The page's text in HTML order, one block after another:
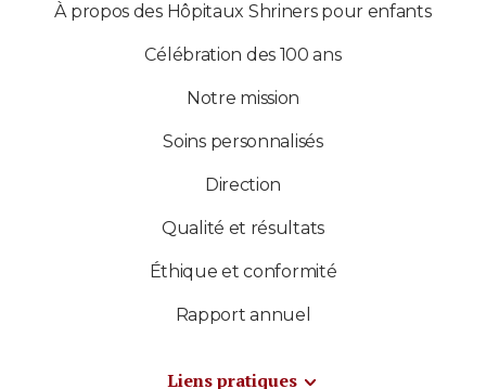
À propos des Hôpitaux Shriners pour enfants
Célébration des 100 ans
Notre mission
Soins personnalisés
Direction
Qualité et résultats
Éthique et conformité
Rapport annuel
Liens pratiques